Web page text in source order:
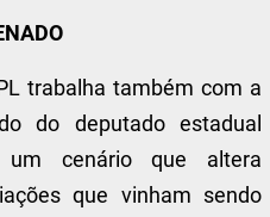
trabalha também com a
do deputado estadual
um cenário que altera
que vinham sendo